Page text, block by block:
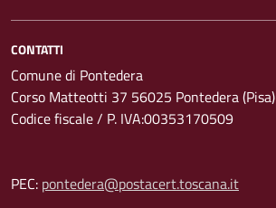
CONTATTI
Comune di Pontedera
Corso Matteotti 37 56025 Pontedera (Pisa)
Codice fiscale / P. IVA:00353170509
PEC: pontedera@postacert.toscana.it